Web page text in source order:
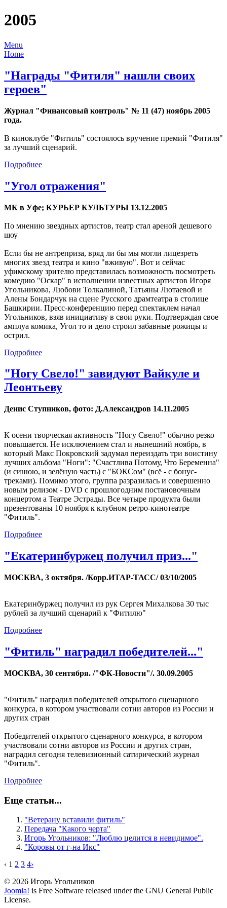
2005
Menu
Home
"Награды "Фитиля" нашли своих
героев"
Журнал "Финансовый контроль" № 11 (47) ноябрь 2005
года.
В киноклубе "Фитиль" состоялось вручение премий "Фитиля"
за лучший сценарий.
Подробнее
"Угол отражения"
МК в Уфе; КУРЬЕР КУЛЬТУРЫ 13.12.2005
По мнению звездных артистов, театр стал ареной дешевого
шоу
Если бы не антреприза, вряд ли бы мы могли лицезреть
многих звезд театра и кино "вживую". Вот и сейчас
уфимскому зрителю представилась возможность посмотреть
комедию "Оскар" в исполнении известных артистов Игоря
Угольникова, Любови Толкалиной, Татьяны Лютаевой и
Алены Бондарчук на сцене Русского драмтеатра в столице
Башкирии. Пресс-конференцию перед спектаклем начал
Угольников, взяв инициативу в свои руки. Подтверждая свое
амплуа комика, Угол то и дело строил забавные рожицы и
острил.
Подробнее
"Ногу Свело!" завидуют Вайкуле и
Леонтьеву
Денис Ступников, фото: Д.Александров 14.11.2005
К осени творческая активность "Ногу Свело!" обычно резко
повышается. Не исключением стал и нынешний ноябрь, в
который Макс Покровский задумал переиздать три воистину
лучших альбома "Ноги": "Счастлива Потому, Что Беременна"
(и синюю, и зелёную часть) с "БОКСом" (всё - с бонус-
треками). Помимо этого, группа разразилась и совершенно
новым релизом - DVD с прошлогодним постановочным
концертом а Театре Эстрады. Все четыре продукта были
презентованы 10 ноября к клубном ретро-кинотеатре
"Фитиль".
Подробнее
"Екатеринбуржец получил приз..."
МОСКВА, 3 октября. /Корр.ИТАР-ТАСС/ 03/10/2005
Екатеринбуржец получил из рук Сергея Михалкова 30 тыс
рублей за лучший сценарий к "Фитилю"
Подробнее
"Фитиль" наградил победителей..."
МОСКВА, 30 сентября. /"ФК-Новости"/. 30.09.2005
"Фитиль" наградил победителей открытого сценарного
конкурса, в котором участвовали сотни авторов из России и
других стран
Победителей открытого сценарного конкурса, в котором
участвовали сотни авторов из России и других стран,
наградил сегодня телевизионный сатирический журнал
"Фитиль".
Подробнее
Еще статьи...
"Ветерану вставили фитиль"
Передача "Какого черта"
Игорь Угольников: "Люблю целится в невидимое".
"Коровы от г-на Икс"
‹ 1 2 3 4›
© 2026 Игорь Угольников
Joomla! is Free Software released under the GNU General Public
License.